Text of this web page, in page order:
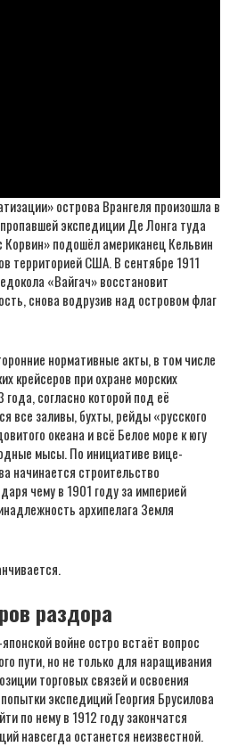
острова Врангеля произошла в
экспедиции Де Лонга туда
Корвин» подошёл американец Кельвин
территорией США. В сентябре 1911
«Вайгач» восстановит
снова водрузив над островом флаг
нормативные акты, в том числе
крейсеров при охране морских
согласно которой под её
все заливы, бухты, рейды «русского
океана и всё Белое море к югу
мысы. По инициативе вице-
начинается строительство
чему в 1901 году за империей
архипелага Земля
раздора
войне остро встаёт вопрос
пути, но не только для наращивания
торговых связей и освоения
экспедиций Георгия Брусилова
по нему в 1912 году закончатся
навсегда останется неизвестной.